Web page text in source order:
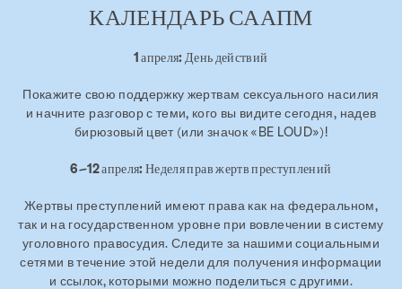
КАЛЕНДАРЬ СААПМ
1 апреля: День действий
Покажите свою поддержку жертвам сексуального насилия
и начните разговор с теми, кого вы видите сегодня, надев
бирюзовый цвет (или значок «BE LOUD»)!
6–12 апреля: Неделя прав жертв преступлений
Жертвы преступлений имеют права как на федеральном,
так и на государственном уровне при вовлечении в систему
уголовного правосудия. Следите за нашими социальными
сетями в течение этой недели для получения информации
и ссылок, которыми можно поделиться с другими.